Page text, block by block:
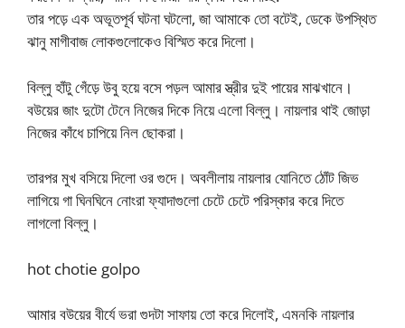
তার পড়ে এক অভূতপূর্ব ঘটনা ঘটলো, জা আমাকে তো বটেই, ডেকে উপস্থিত
ঝানু মাগীবাজ লোকগুলোকেও বিস্মিত করে দিলো।
বিল্লু হাঁটু গেঁড়ে উবু হয়ে বসে পড়ল আমার স্ত্রীর দুই পায়ের মাঝখানে।
বউয়ের জাং দুটো টেনে নিজের দিকে নিয়ে এলো বিল্লু। নায়লার থাই জোড়া
নিজের কাঁধে চাপিয়ে নিল ছোকরা।
তারপর মুখ বসিয়ে দিলো ওর গুদে। অবলীলায় নায়লার যোনিতে ঠোঁট জিভ
লাগিয়ে গা ঘিনঘিনে নোংরা ফ্যাদাগুলো চেটে চেটে পরিস্কার করে দিতে
লাগলো বিল্লু।
hot chotie golpo
আমার বউয়ের বীর্যে ভরা গুদটা সাফায় তো করে দিলোই, এমনকি নায়লার